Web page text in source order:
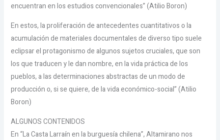
encuentran en los estudios convencionales” (Atilio Boron)
En estos, la proliferación de antecedentes cuantitativos o la
acumulación de materiales documentales de diverso tipo suele
eclipsar el protagonismo de algunos sujetos cruciales, que son
los que traducen y le dan nombre, en la vida práctica de los
pueblos, a las determinaciones abstractas de un modo de
producción o, si se quiere, de la vida económico-social” (Atilio
Boron)
ALGUNOS CONTENIDOS
En “La Casta Larraín en la burguesía chilena”, Altamirano nos